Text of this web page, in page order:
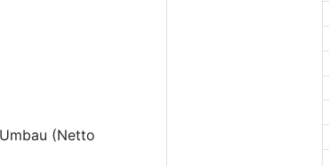
(Netto